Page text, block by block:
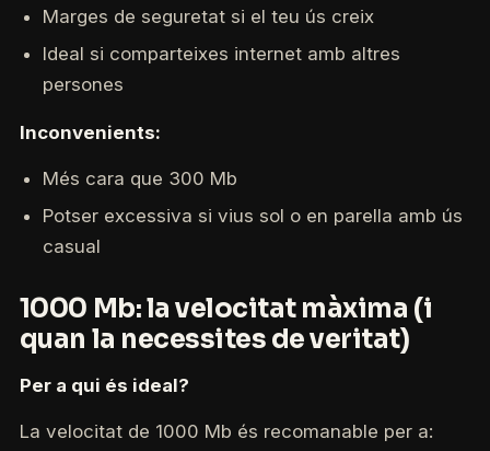
Marges de seguretat si el teu ús creix
Ideal si comparteixes internet amb altres
persones
Inconvenients:
Més cara que 300 Mb
Potser excessiva si vius sol o en parella amb ús
casual
1000 Mb: la velocitat màxima (i
quan la necessites de veritat)
Per a qui és ideal?
La velocitat de 1000 Mb és recomanable per a: